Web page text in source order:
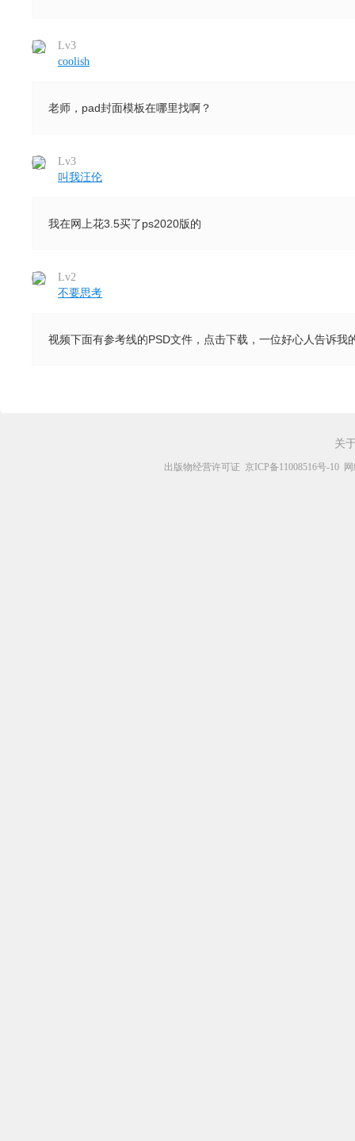
Lv3
coolish
老师，pad封面模板在哪里找啊？
Lv3
叫我汪伦
我在网上花3.5买了ps2020版的
Lv2
不要思考
视频下面有参考线的PSD文件，点击下载，一位好心人告诉我
关
出版物经营许可证 京ICP备11008516号-10